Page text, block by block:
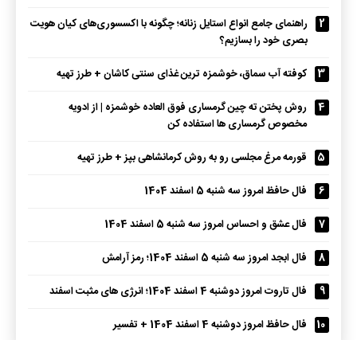
2
راهنمای جامع انواع استایل زنانه؛ چگونه با اکسسوری‌های کیان هویت
بصری خود را بسازیم؟
3
کوفته آب سماق، خوشمزه ترین غذای سنتی کاشان + طرز تهیه
4
روش پختن ته چین گرمساری فوق العاده خوشمزه | از ادویه
مخصوص گرمساری ها استفاده کن
5
قورمه مرغ مجلسی رو به روش کرمانشاهی بپز + طرز تهیه
6
فال حافظ امروز سه شنبه 5 اسفند 1404
7
فال عشق و احساس امروز سه شنبه 5 اسفند 1404
8
فال ابجد امروز سه شنبه 5 اسفند 1404؛ رمز آرامش
9
فال تاروت امروز دوشنبه 4 اسفند 1404؛ انرژی های مثبت اسفند
10
فال حافظ امروز دوشنبه 4 اسفند 1404 + تفسیر